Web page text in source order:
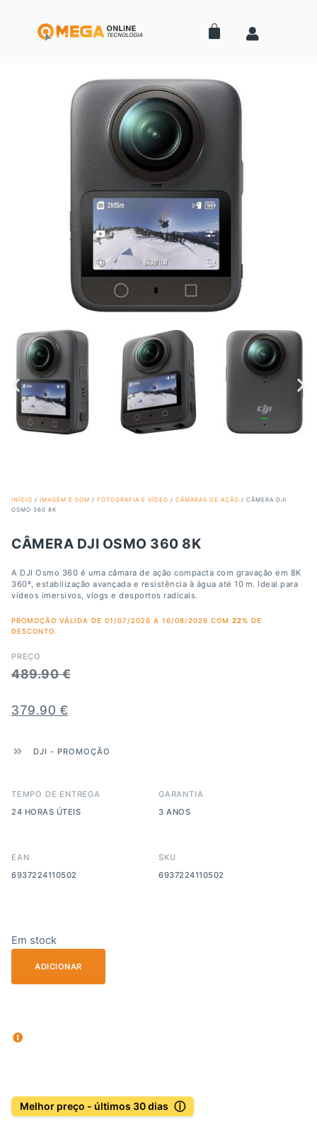
INÍCIO / IMAGEM E SOM / FOTOGRAFIA E VÍDEO / CÂMARAS DE AÇÃO / CÂMERA DJI
OSMO 360 8K
CÂMERA DJI OSMO 360 8K
A DJI Osmo 360 é uma câmara de ação compacta com gravação em 8K
360º, estabilização avançada e resistência à água até 10 m. Ideal para
vídeos imersivos, vlogs e desportos radicais.
PROMOÇÃO VÁLIDA DE 01/07/2026 A 16/08/2026 COM 22% DE
DESCONTO.
PREÇO
489.90€
379.90 €
DJI - PROMOÇÃO
TEMPO DE ENTREGA
24 HORAS ÚTEIS
GARANTIA
3 ANOS
EAN
6937224110502
SKU
6937224110502
Em stock
ADICIONAR
Melhor preço - últimos 30 dias ⓘ